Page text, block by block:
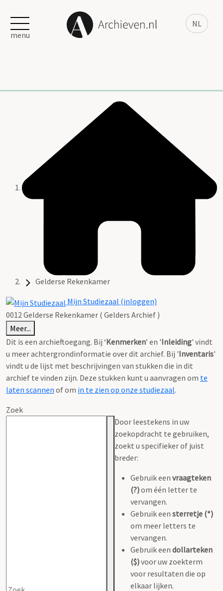
NL
menu
Gelderse Rekenkamer
Mijn Studiezaal (inloggen)
0012 Gelderse Rekenkamer ( Gelders Archief )
Meer...
Dit is een archieftoegang. Bij ‘Kenmerken’ en 'Inleiding' vindt
u meer achtergrondinformatie over dit archief. Bij 'Inventaris'
vindt u de lijst met beschrijvingen van stukken die in dit
archief te vinden zijn. Deze stukken kunt u aanvragen om te
laten scannen of om in te zien op onze studiezaal.
Zoek
Door leestekens in uw
zoekopdracht te gebruiken,
zoekt u specifieker of juist
breder:
Gebruik een vraagteken
(?)om één letter te
vervangen.
Gebruik een sterretje (*)
om meer letters te
vervangen.
Gebruik een dollarteken
($)voor uw zoekterm
voor resultaten die op
elkaar lijken.